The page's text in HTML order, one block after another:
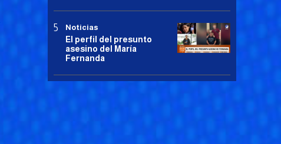
Noticias
El perfil del presunto
asesino del María
Fernanda